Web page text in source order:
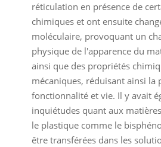
réticulation en présence de
chimiques et ont ensuite
moléculaire, provoquant un
physique de l'apparence du
ainsi que des propriétés
mécaniques, réduisant ainsi la
fonctionnalité et vie. Il y avait
inquiétudes quant aux
le plastique comme le
être transférées dans les